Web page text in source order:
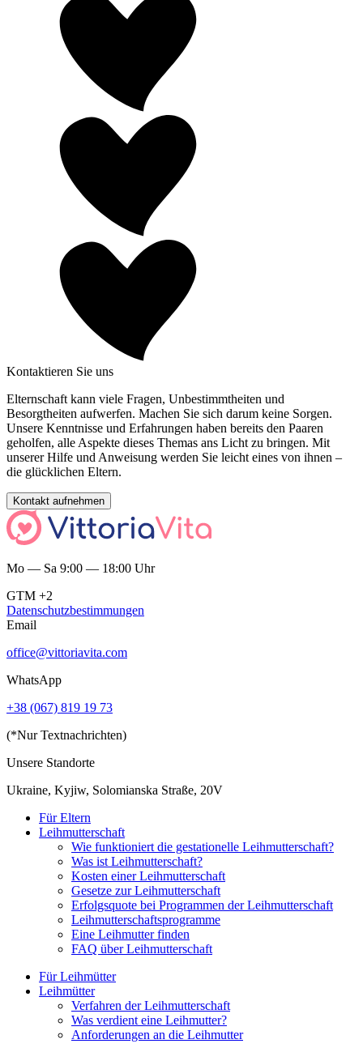
Kontaktieren Sie uns
Elternschaft kann viele Fragen, Unbestimmtheiten und
Besorgtheiten aufwerfen. Machen Sie sich darum keine Sorgen.
Unsere Kenntnisse und Erfahrungen haben bereits den Paaren
geholfen, alle Aspekte dieses Themas ans Licht zu bringen. Mit
unserer Hilfe und Anweisung werden Sie leicht eines von ihnen –
die glücklichen Eltern.
Kontakt aufnehmen
Mo — Sa 9:00 — 18:00 Uhr
GTM +2
Datenschutzbestimmungen
Email
office@vittoriavita.com
WhatsApp
+38 (067) 819 19 73
(*Nur Textnachrichten)
Unsere Standorte
Ukraine, Kyjiw, Solomianska Straße, 20V
Für Eltern
Leihmutterschaft
Wie funktioniert die gestationelle Leihmutterschaft?
Was ist Leihmutterschaft?
Kosten einer Leihmutterschaft
Gesetze zur Leihmutterschaft
Erfolgsquote bei Programmen der Leihmutterschaft
Leihmutterschaftsprogramme
Eine Leihmutter finden
FAQ über Leihmutterschaft
Für Leihmütter
Leihmütter
Verfahren der Leihmutterschaft
Was verdient eine Leihmutter?
Anforderungen an die Leihmutter